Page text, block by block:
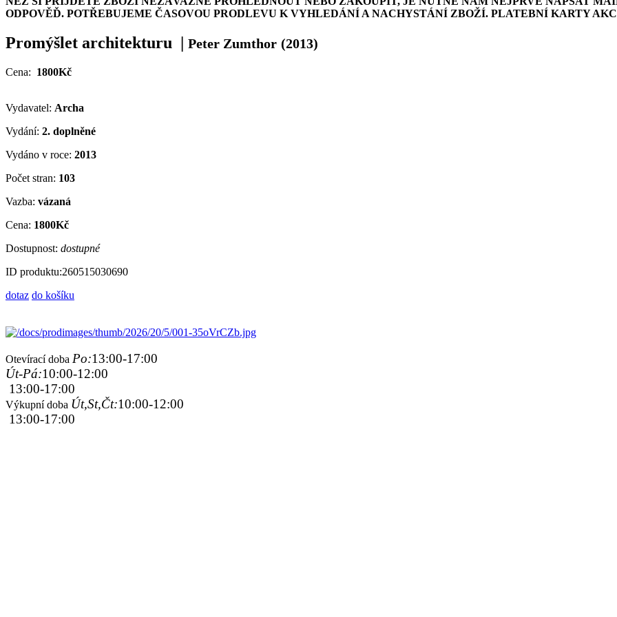
ODPOVĚĎ. POTŘEBUJEME ČASOVOU PRODLEVU K VYHLEDÁNÍ A NACHYSTÁNÍ ZBOŽÍ. PLATEBNÍ KARTY
Promýšlet architekturu | Peter Zumthor (2013)
Cena: 1800Kč
Vydavatel: Archa
Vydání: 2. doplněné
Vydáno v roce: 2013
Počet stran: 103
Vazba: vázaná
Cena: 1800Kč
Dostupnost: dostupné
ID produktu:260515030690
dotaz do košíku
Otevírací doba Po:13:00-17:00
Út-Pá:10:00-12:00
13:00-17:00
Výkupní doba Út,St,Čt:10:00-12:00
13:00-17:00